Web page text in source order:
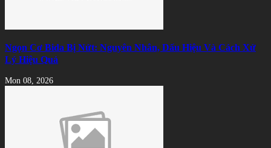
Ngọn Cơ Bida Bị Nứt: Nguyên Nhân, Dấu Hiệu Và Cách Xử
Lý Hiệu Quả
Mon 08, 2026